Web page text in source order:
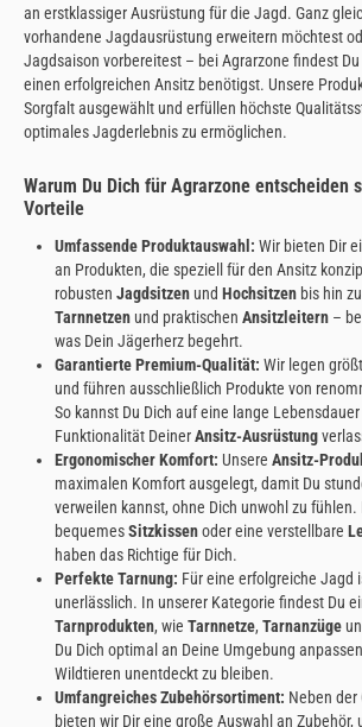
an erstklassiger Ausrüstung für die Jagd. Ganz
vorhandene Jagdausrüstung erweitern möchtest
Jagdsaison vorbereitest – bei Agrarzone findest
einen erfolgreichen Ansitz benötigst. Unsere
Sorgfalt ausgewählt und erfüllen höchste
optimales Jagderlebnis zu ermöglichen.
Warum Du Dich für Agrarzone entscheiden
Vorteile
Umfassende Produktauswahl: Wir bieten Dir
an Produkten, die speziell für den Ansitz
robusten Jagdsitzenund Hochsitzenbis hin
Tarnnetzenund praktischen Ansitzleitern–
was Dein Jägerherz begehrt.
Garantierte Premium-Qualität: Wir legen
und führen ausschließlich Produkte von
So kannst Du Dich auf eine lange
Funktionalität DeinerAnsitz-Ausrüstung
Ergonomischer Komfort: Unsere Ansitz-
maximalen Komfort ausgelegt, damit Du
verweilen kannst, ohne Dich unwohl zu fühlen.
bequemesSitzkissenoder eine verstellbare
haben das Richtige für Dich.
Perfekte Tarnung: Für eine erfolgreiche Jagd
unerlässlich. In unserer Kategorie findest Du
Tarnprodukten, wie Tarnnetze, Tarnanzüge
Du Dich optimal an Deine Umgebung
Wildtieren unentdeckt zu bleiben.
Umfangreiches Zubehörsortiment: Neben der
bieten wir Dir eine große Auswahl an